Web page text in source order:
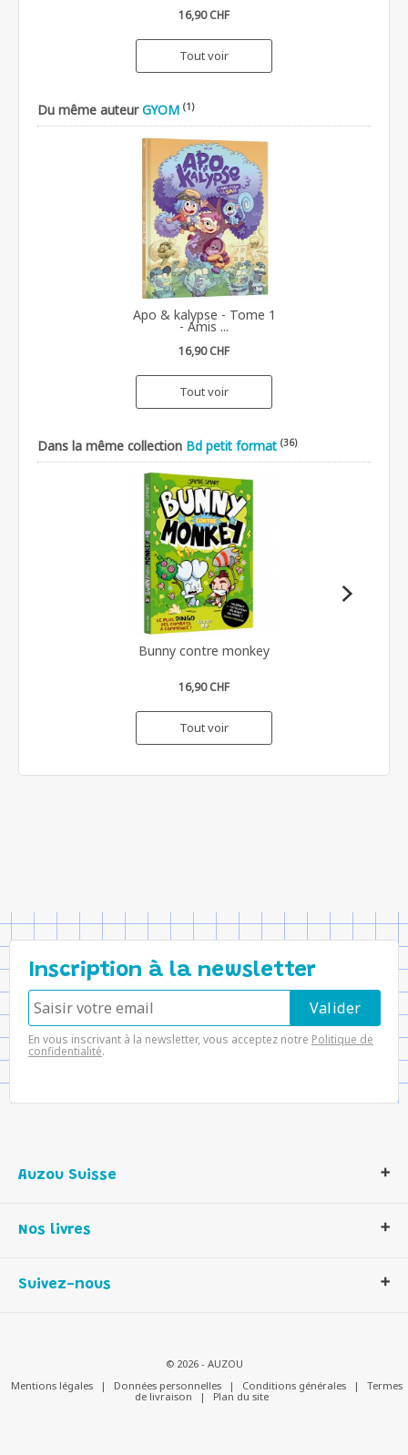
16,90 CHF
Tout voir
Du même auteurGYOM (1)
Apo & kalypse - Tome 1
- Amis ...
16,90 CHF
Tout voir
Dans la même collection Bd petit format (36)
Bunny contre monkey
16,90 CHF
Tout voir
Inscription à la newsletter
En vous inscrivant à la newsletter, vous acceptez notre Politique de
confidentialité.
Auzou Suisse
Notre histoire
Contactez-nous
Nos livres
Livres enfants
Suivez-nous
© 2026 - AUZOU
Mentions légales
| Données personnelles | Conditions générales |
Termes
de livraison
| Plan du site